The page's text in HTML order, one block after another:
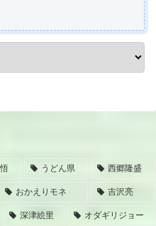
うどん県 西郷隆盛
おかえりモネ 吉沢亮
深津絵里 オダギリジョー